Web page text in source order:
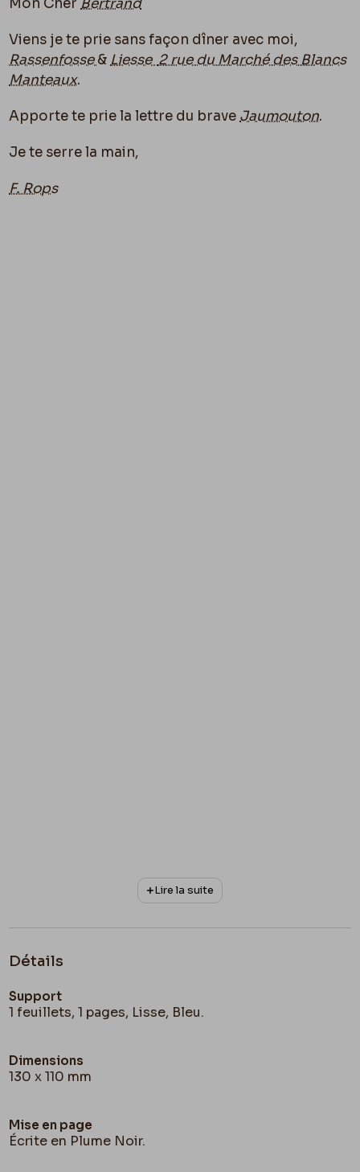
Mon Cher Bertrand
Viens je te prie sans façon dîner avec moi,
Rassenfosse& Liesse 2 rue du Marché des Blancs
Manteaux.
Apporte te prie la lettre du brave Jaumouton.
Je te serre la main,
F. Rops
Lire la suite
Détails
Support
1 feuillets, 1 pages, Lisse, Bleu.
Dimensions
130 x 110 mm
Mise en page
Écrite en Plume Noir.